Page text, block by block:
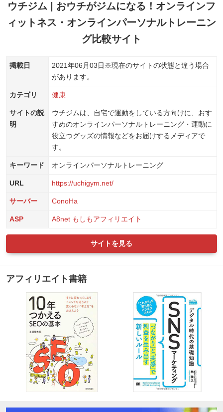
ウチジム | おウチがジムになる！オンラインフ
ィットネス・オンラインパーソナルトレーニン
グ比較サイト
掲載日 2021年06月03日 ※現在のサイトの状態と違う場合
があります。
カテゴリ 健康
サイトの説
明
ウチジムは、自宅で運動をしている方向けに、おす
すめのオンラインパーソナルトレーニング・運動に
役立つグッズの情報などをお届けするメディアで
す。
キーワード オンラインパーソナルトレーニング
URL https://uchigym.net/
サーバー ConoHa
ASP A8net もしもアフィリエイト
サイトを見る
アフィリエイト書籍